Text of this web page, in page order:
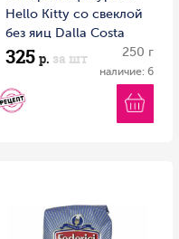
Hello Kitty со свеклой
без яиц Dalla Costa
250г 1/12 Италия
325 р. за шт 250 г
наличие: 6